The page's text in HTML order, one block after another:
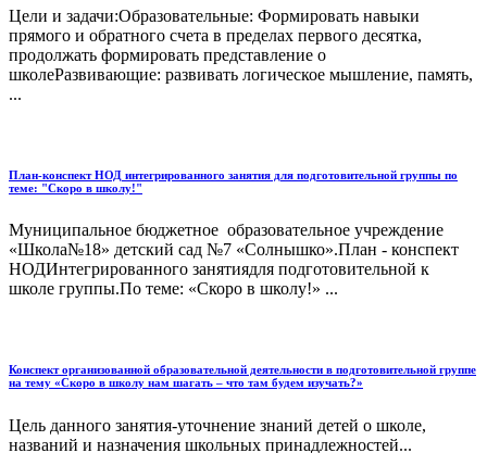
Цели и задачи:Образовательные: Формировать навыки
прямого и обратного счета в пределах первого десятка,
продолжать формировать представление о
школеРазвивающие: развивать логическое мышление, память,
...
План-конспект НОД интегрированного занятия для подготовительной группы по
теме: "Скоро в школу!"
Муниципальное бюджетное образовательное учреждение
«Школа№18» детский сад №7 «Солнышко».План - конспект
НОДИнтегрированного занятиядля подготовительной к
школе группы.По теме: «Скоро в школу!» ...
Конспект организованной образовательной деятельности в подготовительной группе
на тему «Скоро в школу нам шагать – что там будем изучать?»
Цель данного занятия-уточнение знаний детей о школе,
названий и назначения школьных принадлежностей...